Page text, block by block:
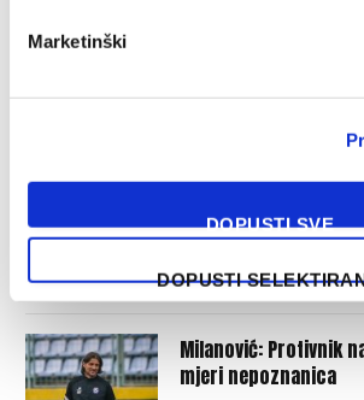
Marketinški
DOPUSTI SVE
DOPUSTI
Sloga izabrala novog
Milanović: Protivnik
mjeri nepoznanica